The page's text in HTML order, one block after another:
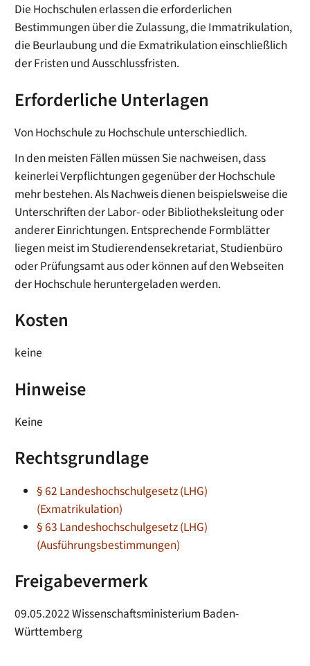
Die Hochschulen erlassen die erforderlichen
Bestimmungen über die Zulassung, die Immatrikulation,
die Beurlaubung und die Exmatrikulation einschließlich
der Fristen und Ausschlussfristen.
Erforderliche Unterlagen
Von Hochschule zu Hochschule unterschiedlich.
In den meisten Fällen müssen Sie nachweisen, dass
keinerlei Verpflichtungen gegenüber der Hochschule
mehr bestehen. Als Nachweis dienen beispielsweise die
Unterschriften der Labor- oder Bibliotheksleitung oder
anderer Einrichtungen. Entsprechende Formblätter
liegen meist im Studierendensekretariat, Studienbüro
oder Prüfungsamt aus oder können auf den Webseiten
der Hochschule heruntergeladen werden.
Kosten
keine
Hinweise
Keine
Rechtsgrundlage
§ 62 Landeshochschulgesetz (LHG)
(Exmatrikulation)
§ 63 Landeshochschulgesetz (LHG)
(Ausführungsbestimmungen)
Freigabevermerk
09.05.2022 Wissenschaftsministerium Baden-
Württemberg